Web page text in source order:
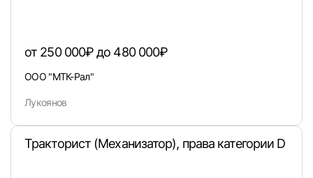
от 250 000₽ до 480 000₽
ООО "МТК-Рал"
Лукоянов
Тракторист (Механизатор), права категории D